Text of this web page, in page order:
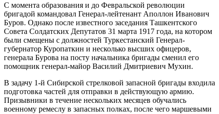
С момента образования и до Февральской революции
бригадой командовал Генерал-лейтенант Аполлон Иванович
Буров. Однако после известного заседания Ташкентского
Совета Солдатских Депутатов 31 марта 1917 года, на котором
были смещены с должностей Туркестанский Генерал-
губернатор Куропаткин и несколько высших офицеров,
генерала Бурова на посту начальника бригады сменил его
помощник генерал-майор Василий Дмитриевич Мухин.
В задачу 1-й Сибирской стрелковой запасной бригады входила
подготовка частей для отправки в действующую армию.
Призывники в течение нескольких месяцев обучались
военному ремеслу в запасных полках, после чего маршевыми